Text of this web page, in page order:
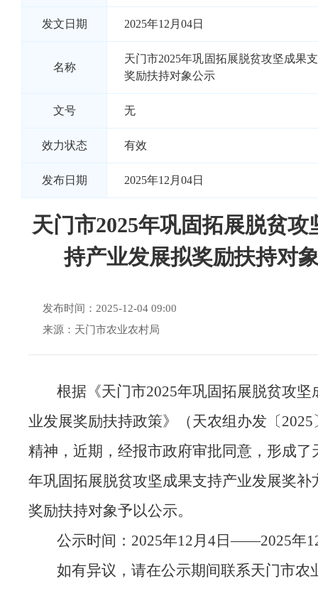
发文日期 2025年12月04日
名称
天门市2025年巩固拓展脱贫攻坚成果
奖励扶持对象公示
文号 无
效力状态 有效
发布日期 2025年12月04日
天门市2025年巩固拓展脱贫攻
持产业发展拟奖励扶持对
发布时间：2025-12-04 09:00
来源：天门市农业农村局
根据《天门市2025年巩固拓展脱贫攻坚
业发展奖励扶持政策》（天农组办发〔2025
精神，近期，经报市政府审批同意，形成了
年巩固拓展脱贫攻坚成果支持产业发展奖补
奖励扶持对象予以公示。
公示时间： 2025年12月 4日——2025年1
如有异议，请在公示期间联系天门市农